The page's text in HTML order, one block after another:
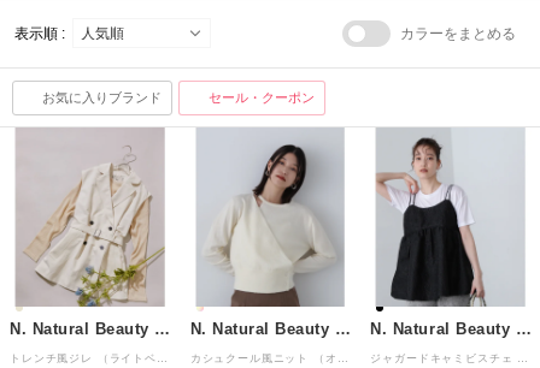
表示順 : カラーをまとめる
お気に入りブランド セール・クーポン
N. Natural Beauty Basic* N. Natural Beauty Basic* N. Natural Beauty Basic*